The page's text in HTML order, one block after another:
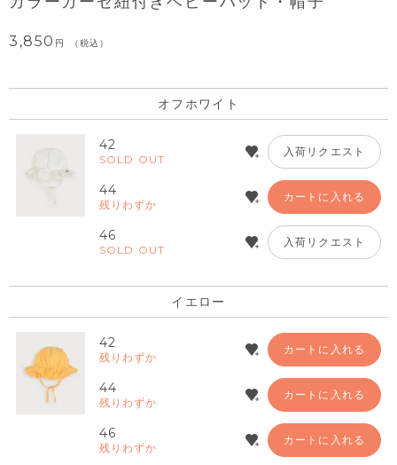
3,850 税込
オフホワイト
42
SOLD OUT
入荷リクエスト
44
残りわずか
カートに入れる
46
SOLD OUT
入荷リクエスト
イエロー
42
残りわずか
カートに入れる
44
残りわずか
カートに入れる
46
残りわずか
カートに入れる